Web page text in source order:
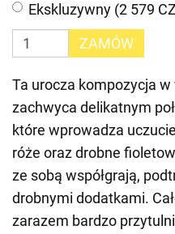
Ekskluzywny (2 579
ZAMÓW
Ta urocza kompozycja
zachwyca delikatnym
które wprowadza
róże oraz drobne
ze sobą współgrają,
drobnymi dodatkami.
zarazem bardzo